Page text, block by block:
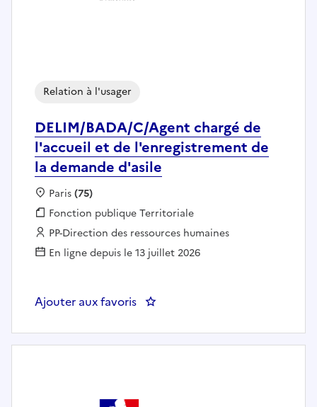
DELIM/BADA/C/Agent chargé de
l'accueil et de l'enregistrement de
la demande d'asile
Relation à l'usager
Localisation :
Paris(75)
Fonction publique :
Fonction publique Territoriale
Employeur :
PP-Direction des ressources humaines
En ligne depuis le 13 juillet 2026
Ajouter aux favoris : DELIM/BADA/C/Agent